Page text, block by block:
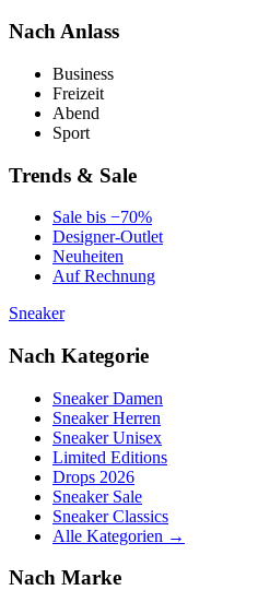
Nach Anlass
Business
Freizeit
Abend
Sport
Trends & Sale
Sale bis −70%
Designer-Outlet
Neuheiten
Auf Rechnung
Sneaker
Nach Kategorie
Sneaker Damen
Sneaker Herren
Sneaker Unisex
Limited Editions
Drops 2026
Sneaker Sale
Sneaker Classics
Alle Kategorien →
Nach Marke